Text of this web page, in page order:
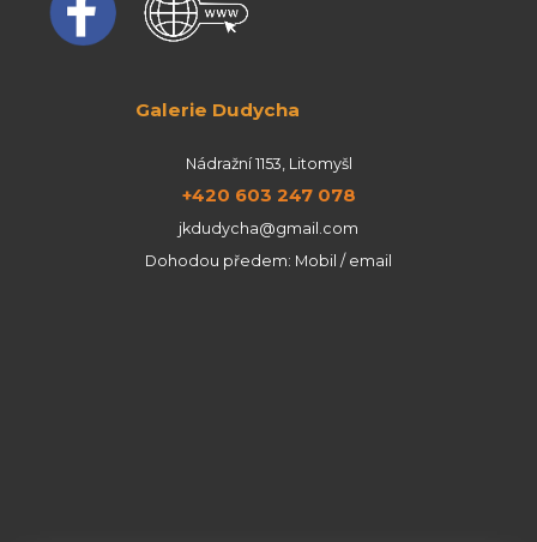
Galerie Dudycha
Nádražní 1153, Litomyšl
+420 603 247 078
jkdudycha@gmail.com
Dohodou předem: Mobil / email